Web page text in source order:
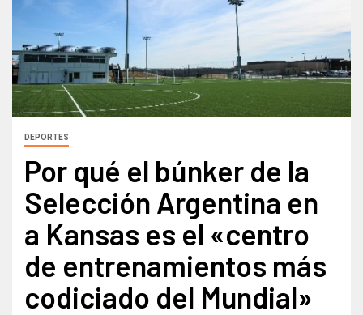
DEPORTES
Por qué el búnker de la
Selección Argentina en
a Kansas es el «centro
de entrenamientos más
codiciado del Mundial»